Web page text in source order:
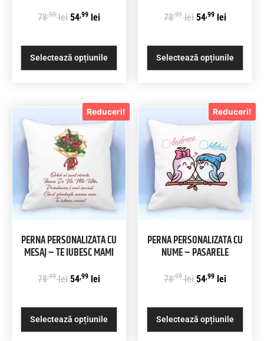
78,99 lei 54 ,99 lei
Selectează opțiunile
78,99 lei 54 ,99 lei
Selectează opțiunile
Reduceri!
PERNA PERSONALIZATA CU
MESAJ – TE IUBESC MAMI
78,99 lei 54 ,99 lei
Selectează opțiunile
Reduceri!
PERNA PERSONALIZATA CU
NUME – PASARELE
78,99 lei 54 ,99 lei
Selectează opțiunile